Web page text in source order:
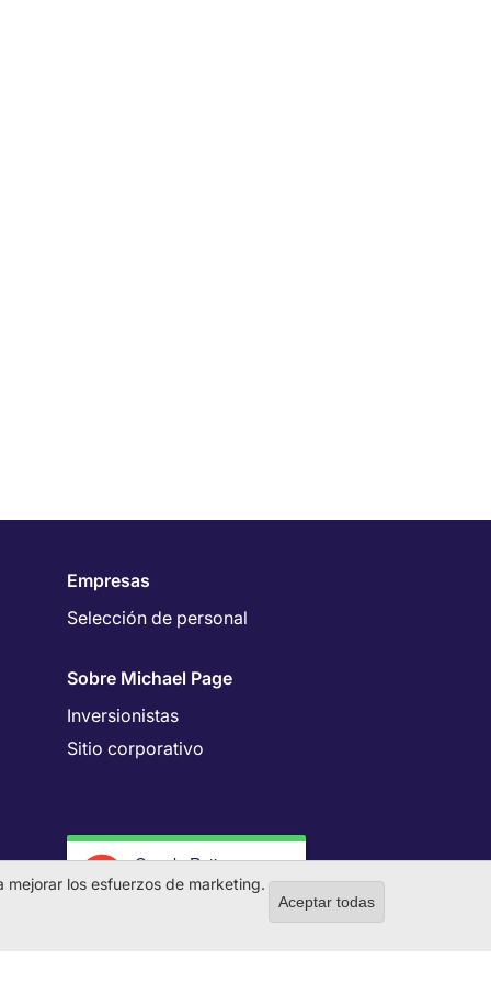
Empresas
Selección de personal
Sobre Michael Page
Inversionistas
Sitio corporativo
Google Rating
4.7
los esfuerzos de marketing.
Aceptar todas